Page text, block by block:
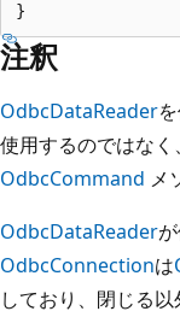
注釈
OdbcDataReader
使用するのではなく、
OdbcCommand メ
OdbcDataReader
OdbcConnectionは
しており、閉じる以